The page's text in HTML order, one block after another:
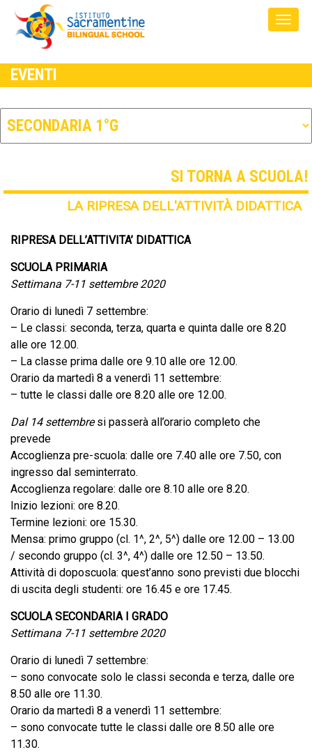
EVENTI
SI TORNA A SCUOLA!
LA RIPRESA DELL'ATTIVITÀ DIDATTICA
RIPRESA DELL’ATTIVITA’ DIDATTICA
SCUOLA PRIMARIA
Settimana 7-11 settembre 2020
Orario di lunedì 7 settembre:
– Le classi: seconda, terza, quarta e quinta dalle ore 8.20
alle ore 12.00.
– La classe prima dalle ore 9.10 alle ore 12.00.
Orario da martedì 8 a venerdì 11 settembre:
– tutte le classi dalle ore 8.20 alle ore 12.00.
Dal 14 settembresi passerà all’orario completo che
prevede
Accoglienza pre-scuola: dalle ore 7.40 alle ore 7.50, con
ingresso dal seminterrato.
Accoglienza regolare: dalle ore 8.10 alle ore 8.20.
Inizio lezioni: ore 8.20.
Termine lezioni: ore 15.30.
Mensa: primo gruppo (cl. 1^, 2^, 5^) dalle ore 12.00 – 13.00
/ secondo gruppo (cl. 3^, 4^) dalle ore 12.50 – 13.50.
Attività di doposcuola: quest’anno sono previsti due blocchi
di uscita degli studenti: ore 16.45 e ore 17.45.
SCUOLA SECONDARIA I GRADO
Settimana 7-11 settembre 2020
Orario di lunedì 7 settembre:
– sono convocate solo le classi seconda e terza, dalle ore
8.50 alle ore 11.30.
Orario da martedì 8 a venerdì 11 settembre:
– sono convocate tutte le classi dalle ore 8.50 alle ore
11.30.